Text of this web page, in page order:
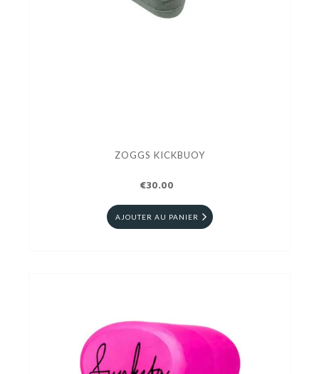
ZOGGS KICKBUOY
€30.00
AJOUTER AU PANIER